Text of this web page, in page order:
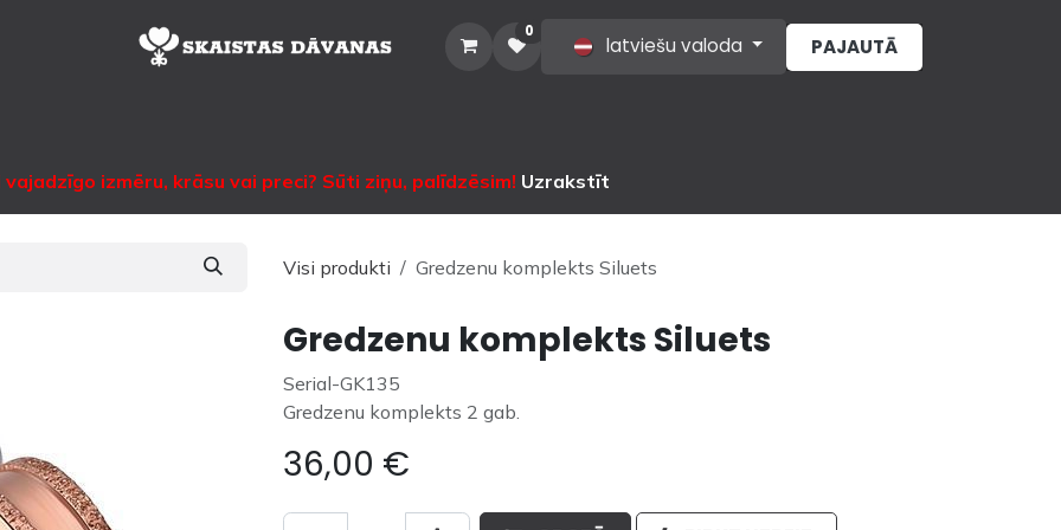
0
latviešu valoda PAJAUTĀ
izmēru, krāsu vai preci? Sūti ziņu, palīdzēsim! Uzrakstīt
Visi produkti Gredzenu komplekts Siluets
Gredzenu komplekts Siluets
Serial-GK135
Gredzenu komplekts 2 gab.
36,00 €